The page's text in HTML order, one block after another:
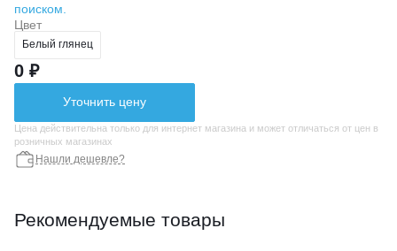
поиском.
Цвет
Белый глянец
0 ₽
Уточнить цену
Цена действительна только для интернет магазина и может отличаться от цен в
розничных магазинах
Нашли дешевле?
Рекомендуемые товары